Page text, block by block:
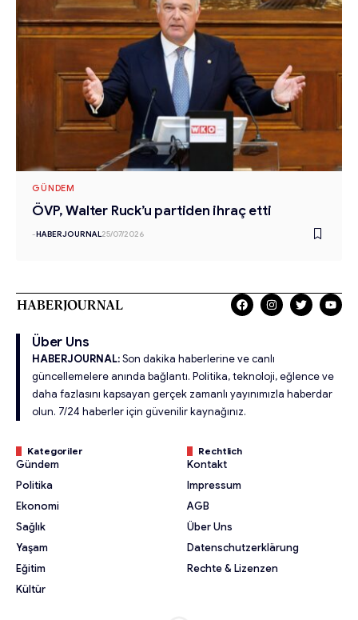
GÜNDEM
ÖVP, Walter Ruck’u partiden ihraç etti
-HABERJOURNAL25/07/2026
Über Uns
HABERJOURNAL:Son dakika haberlerine ve canlı
güncellemelere anında bağlantı. Politika, teknoloji, eğlence ve
daha fazlasını kapsayan gerçek zamanlı yayınımızla haberdar
olun. 7/24 haberler için güvenilir kaynağınız.
Kategoriler
Gündem
Politika
Ekonomi
Sağlık
Yaşam
Eğitim
Kültür
Rechtlich
Kontakt
Impressum
AGB
Über Uns
Datenschutzerklärung
Rechte & Lizenzen